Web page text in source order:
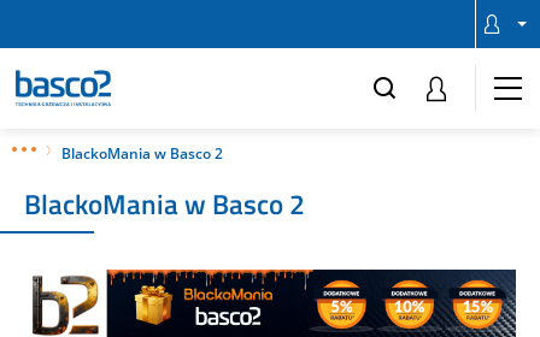
BlackoMania w Basco 2
BlackoMania w Basco 2